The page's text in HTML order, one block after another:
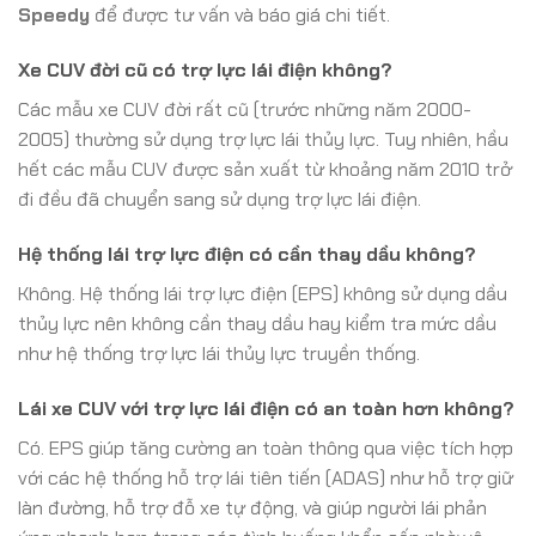
Speedy để được tư vấn và báo giá chi tiết.
Xe CUV đời cũ có trợ lực lái điện không?
Các mẫu xe CUV đời rất cũ (trước những năm 2000-
2005) thường sử dụng trợ lực lái thủy lực. Tuy nhiên, hầu
hết các mẫu CUV được sản xuất từ khoảng năm 2010 trở
đi đều đã chuyển sang sử dụng trợ lực lái điện.
Hệ thống lái trợ lực điện có cần thay dầu không?
Không. Hệ thống lái trợ lực điện (EPS) không sử dụng dầu
thủy lực nên không cần thay dầu hay kiểm tra mức dầu
như hệ thống trợ lực lái thủy lực truyền thống.
Lái xe CUV với trợ lực lái điện có an toàn hơn không?
Có. EPS giúp tăng cường an toàn thông qua việc tích hợp
với các hệ thống hỗ trợ lái tiên tiến (ADAS) như hỗ trợ giữ
làn đường, hỗ trợ đỗ xe tự động, và giúp người lái phản